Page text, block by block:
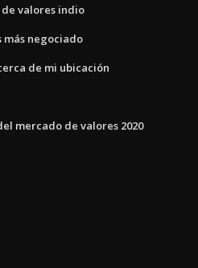
valores indio
negociado
de mi ubicación
mercado de valores 2020